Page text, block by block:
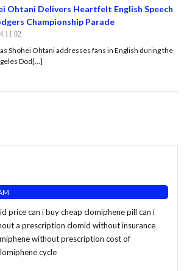
Ohtani Delivers Heartfelt English Speech
Championship Parade
Shohei Ohtani addresses fans in English during the
Dod[…]
price can i buy cheap clomiphene pill can i
a prescription clomid without insurance
without prescription cost of
cycle